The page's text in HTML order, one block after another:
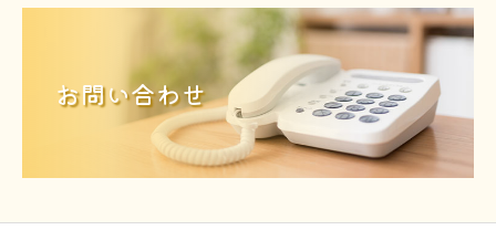
お問い合わせ